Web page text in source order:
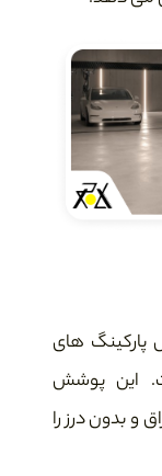
های
این پوشش
و بدون درز را